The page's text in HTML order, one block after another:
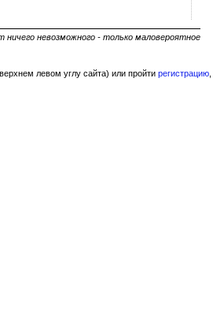
ничего невозможного - только маловероятное
левом углу сайта) или пройти регистрацию